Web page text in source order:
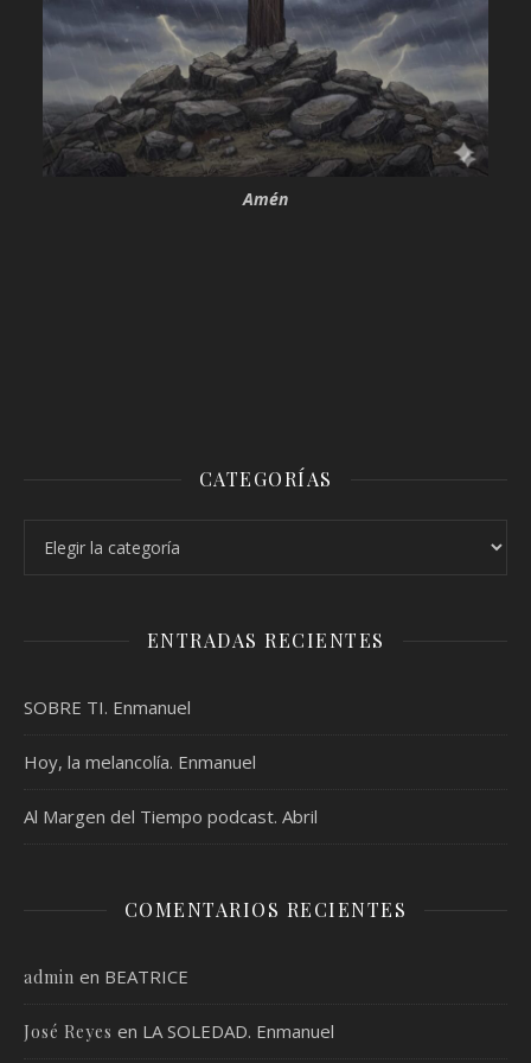
Amén
CATEGORÍAS
ENTRADAS RECIENTES
SOBRE TI. Enmanuel
Hoy, la melancolía. Enmanuel
Al Margen del Tiempo podcast. Abril
COMENTARIOS RECIENTES
admin en BEATRICE
José Reyes en LA SOLEDAD. Enmanuel